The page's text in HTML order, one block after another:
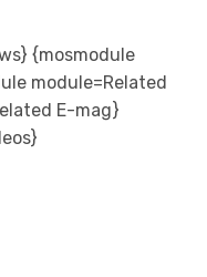
{mosmodule
module=Related
E-mag}